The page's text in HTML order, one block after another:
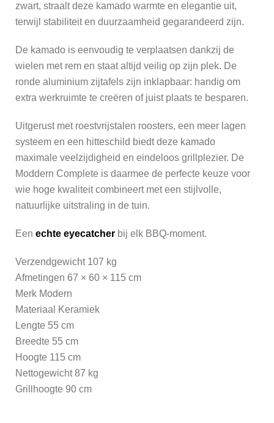
zwart, straalt deze kamado warmte en elegantie uit,
terwijl stabiliteit en duurzaamheid gegarandeerd zijn.
De kamado is eenvoudig te verplaatsen dankzij de
wielen met rem en staat altijd veilig op zijn plek. De
ronde aluminium zijtafels zijn inklapbaar: handig om
extra werkruimte te creëren of juist plaats te besparen.
Uitgerust met roestvrijstalen roosters, een meer lagen
systeem en een hitteschild biedt deze kamado
maximale veelzijdigheid en eindeloos grillplezier. De
Moddern Complete is daarmee de perfecte keuze voor
wie hoge kwaliteit combineert met een stijlvolle,
natuurlijke uitstraling in de tuin.
Een echte eyecatcher bij elk BBQ-moment.
Verzendgewicht 107 kg
Afmetingen 67 × 60 × 115 cm
Merk Modern
Materiaal Keramiek
Lengte 55 cm
Breedte 55 cm
Hoogte 115 cm
Nettogewicht 87 kg
Grillhoogte 90 cm